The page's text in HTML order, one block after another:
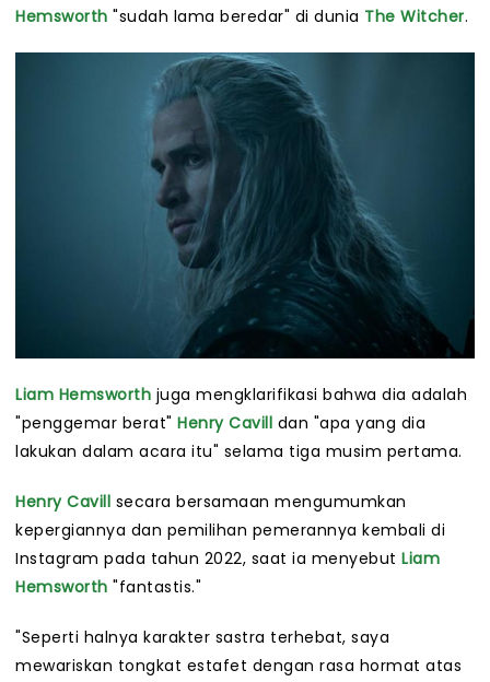
Hemsworth "sudah lama beredar" di dunia The Witcher.
Liam Hemsworth juga mengklarifikasi bahwa dia adalah
"penggemar berat" Henry Cavill dan "apa yang dia
lakukan dalam acara itu" selama tiga musim pertama.
Henry Cavill secara bersamaan mengumumkan
kepergiannya dan pemilihan pemerannya kembali di
Instagram pada tahun 2022, saat ia menyebut Liam
Hemsworth "fantastis."
"Seperti halnya karakter sastra terhebat, saya
mewariskan tongkat estafet dengan rasa hormat atas